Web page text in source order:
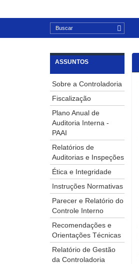
ASSUNTOS
Sobre a Controladoria
Fiscalização
Plano Anual de
Auditoria Interna -
PAAI
Relatórios de
Auditorias e Inspeções
Ética e Integridade
Instruções Normativas
Parecer e Relatório do
Controle Interno
Recomendações e
Orientações Técnicas
Relatório de Gestão
da Controladoria